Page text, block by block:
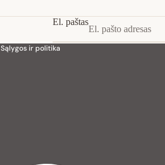
El. paštas
Sąlygos ir politika
Teisinis pranešimas